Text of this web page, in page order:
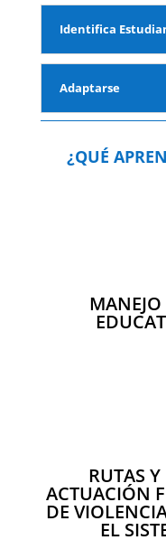
Identifica
Adaptarse
¿QUÉ
MANEJO
RUTAS
ACTUACIÓN
DE
EL